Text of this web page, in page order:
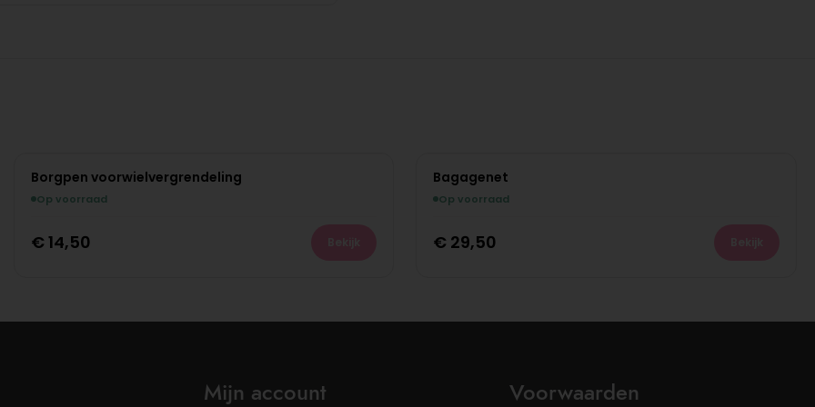
Borgpen voorwielvergrendeling
Op voorraad
€ 14,50
Bagagenet
Op voorraad
€ 29,50
Mijn account Voorwaarden